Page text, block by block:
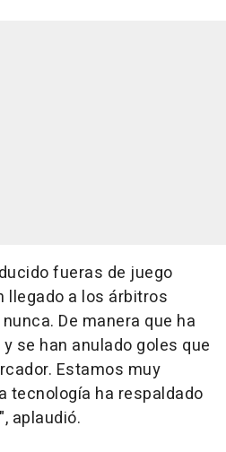
fueras de juego
llegado a los árbitros
De manera que ha
se han anulado goles que
Estamos muy
tecnología ha respaldado
aplaudió.